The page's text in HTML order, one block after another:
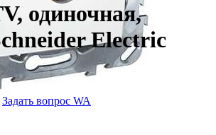
одиночная,
Electric
Задать вопрос WA